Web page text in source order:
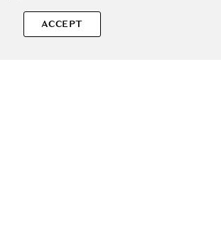
UE, alese responsabil.
ACCEPT